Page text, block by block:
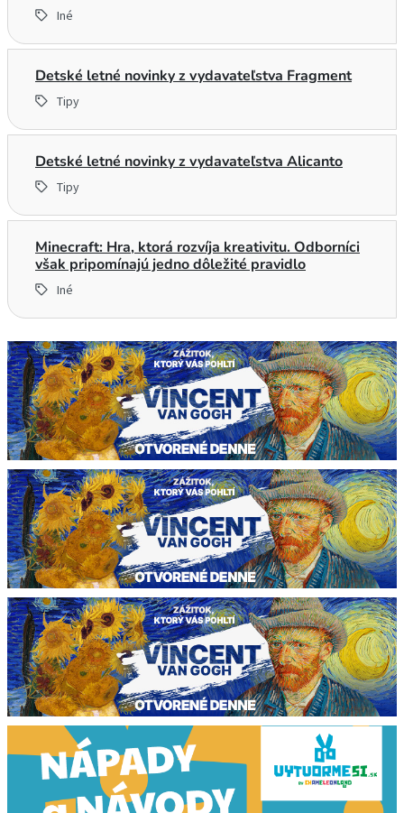
Iné
Detské letné novinky z vydavateľstva Fragment
Tipy
Detské letné novinky z vydavateľstva Alicanto
Tipy
Minecraft: Hra, ktorá rozvíja kreativitu. Odborníci
však pripomínajú jedno dôležité pravidlo
Iné